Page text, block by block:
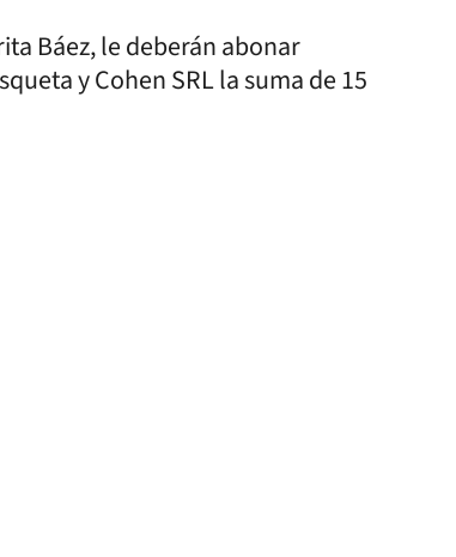
Báez, le deberán abonar
y Cohen SRL la suma de 15